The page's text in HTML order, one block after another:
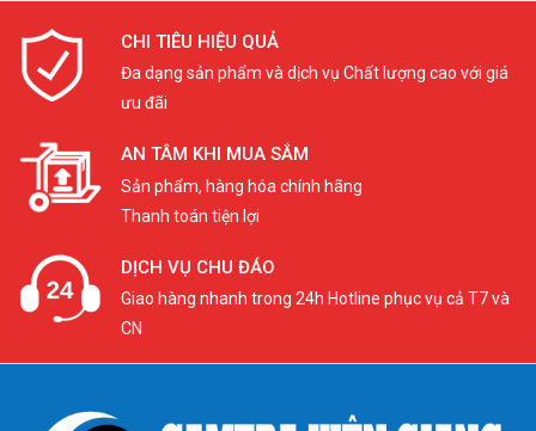
CHI TIÊU HIỆU QUẢ
Đa dạng sản phẩm và dịch vụ Chất lượng cao với giá
ưu đãi
AN TÂM KHI MUA SẮM
Sản phẩm, hàng hóa chính hãng
Thanh toán tiện lợi
DỊCH VỤ CHU ĐÁO
Giao hàng nhanh trong 24h Hotline phục vụ cả T7 và
CN